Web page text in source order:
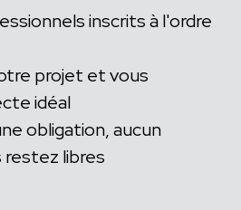
inscrits à l'ordre
projet et vous
idéal
obligation, aucun
libres